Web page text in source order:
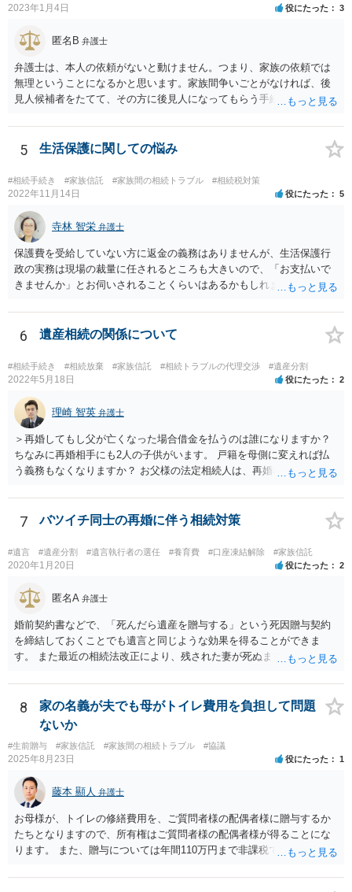
2023年1月4日 役にたった 3
匿名B 弁護士
弁護士は、本人の依頼がないと動けません。つまり、家族の依頼では
無理ということになるかと思います。家族間争いごとがなければ、後
見人候補者をたてて、その方に後見人になってもらう手続をすすめた
5 生活保護に関しての悩み
#相続手続き #家族信託 #家族間の相続トラブル #相続税対策
2022年11月14日 役にたった 5
寺林 智栄 弁護士
保護費を受給していない方に返金の義務はありませんが、生活保護行
政の実務は現場の裁量に任されるところも大きいので、「お支払いで
きませんか」とお伺いされることくらいはあるかもしれません。 通報
考えてご判断いただくのが良いと思います。
6 遺産相続の関係について
#相続手続き #相続放棄 #家族信託 #相続トラブルの代理交渉 #遺産分割
2022年5月18日 役にたった 2
理崎 智英 弁護士
＞再婚してもし父が亡くなった場合借金を払うのは誰になりますか？
ちなみに再婚相手にも2人の子供がいます。 戸籍を母側に変えれば払
う義務もなくなりますか？ お父様の法定相続人は、再婚相手とご相談
戸籍がどこにあるのかは関係ありません。 ただし、お父様が亡くなっ
たことを知ってから３か月以内に家庭裁判所にて「相続放棄」の手続
7 バツイチ同士の再婚に伴う相続対策
#遺言 #遺産分割 #遺言執行者の選任 #養育費 #口座凍結解除 #家族信託
2020年1月20日 役にたった 2
匿名A 弁護士
婚前契約書などで、「死んだら遺産を贈与する」という死因贈与契約
を締結しておくことでも遺言と同じような効果を得ることができま
す。 また最近の相続法改正により、残された妻が死ぬまで家に住み続
で、その制度を活用する方法も考えられます。 もし契約書の作成まで
視野に入れておられる場合は、お近くの弁護士、できれば相続に強い
弁護士にご相談なさるとよいでしょう。
8
家の名義が夫でも母がトイレ費用を負担して問題
ないか
#生前贈与 #家族信託 #家族間の相続トラブル #協議
2025年8月23日 役にたった 1
藤本 顯人 弁護士
お母様が、トイレの修繕費用を、ご質問者様の配偶者様に贈与するか
たちとなりますので、所有権はご質問者様の配偶者様が得ることにな
ります。 また、贈与については年間110万円まで非課税であり、トイ